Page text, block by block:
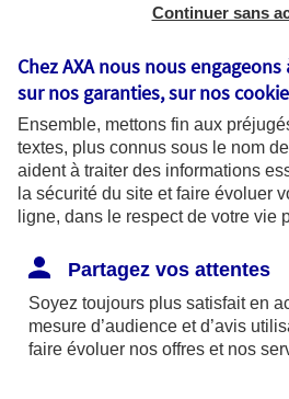
Sièges sociaux : 313
Coordonnées de l'Autorité
prudentiel et de résolution
Place de Budapest - CS
Paris Cedex 09. Le détail
recours et de réclamation
disponibles sur le site axa.fr.
AXA France IARD et AXA
mandataires exclusifs en
Continuer sans
Chez AXA nous nous
sur nos garanties, sur nos
Ensemble, mettons fin aux
textes, plus connus sous le nom de
aident à traiter des informations
la sécurité du site et faire évoluer
ligne, dans le respect de votre vie
Partagez vos attentes
Soyez toujours plus satisfait en
mesure d’audience et d’avis
faire évoluer nos offres et nos